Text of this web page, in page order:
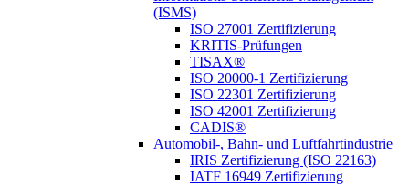
(ISMS)
ISO 27001 Zertifizierung
KRITIS-Prüfungen
TISAX®
ISO 20000-1 Zertifizierung
ISO 22301 Zertifizierung
ISO 42001 Zertifizierung
CADIS®
Automobil-, Bahn- und Luftfahrtindustrie
IRIS Zertifizierung (ISO 22163)
IATF 16949 Zertifizierung